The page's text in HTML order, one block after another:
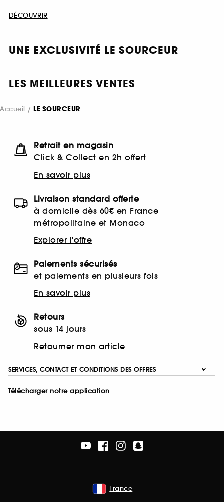
DÉCOUVRIR
UNE EXCLUSIVITÉ LE SOURCEUR
LES MEILLEURES VENTES
Accueil LE SOURCEUR
Retrait en magasin
Click & Collect en 2h offert
En savoir plus
Livraison standard offerte
à domicile dès 60€ en France
métropolitaine et Monaco
Explorer l'offre
Paiements sécurisés
et paiements en plusieurs fois
En savoir plus
Retours
sous 14 jours
Retourner mon article
SERVICES, CONTACT ET CONDITIONS DES OFFRES
Télécharger notre application
France